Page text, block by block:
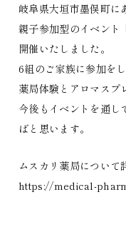
岐阜県大垣市墨俣町に
親子参加型のイベント
開催いたしました。
6組のご家族に参加をし
薬局体験とアロマスプ
今後もイベントを通し
ばと思います。
ムスカリ薬局について
https://medical-